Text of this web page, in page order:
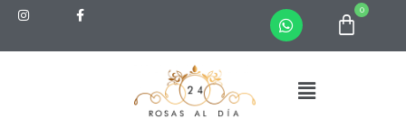
contenido
W
h
a
t
0
Carrito
Menú